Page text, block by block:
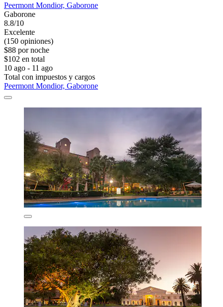
Peermont Mondior, Gaborone
Gaborone
8.8/10
Excelente
(150 opiniones)
$88 por noche
$102 en total
10 ago - 11 ago
Total con impuestos y cargos
Peermont Mondior, Gaborone